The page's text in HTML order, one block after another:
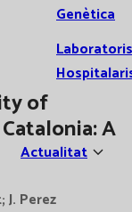
Genètica
Laboratoris
Actualitat
of
A
J. Perez